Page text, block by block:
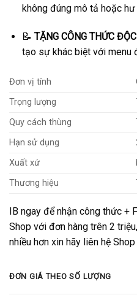
không đúng mô tả hoặc hư
📝 TẶNG CÔNG THỨC
tạo sự khác biệt với menu
Đơn vị tính
Trọng lượng
Quy cách thùng
Hạn sử dụng
Xuất xứ
Thương hiệu
IB ngay để nhận công thức +
Shop với đơn hàng trên 2
nhiều hơn xin hãy liên hệ
ĐƠN GIÁ THEO SỐ LƯỢNG